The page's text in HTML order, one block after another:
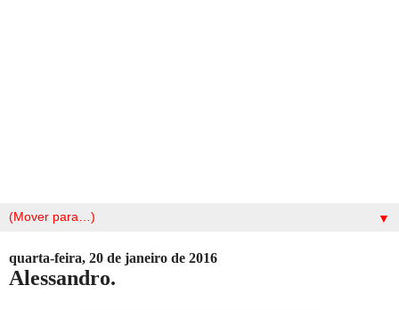
▼
quarta-feira, 20 de janeiro de 2016
Alessandro.